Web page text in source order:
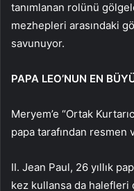
tanımlanan rolünü
mezhepleri arasındaki
savunuyor.
PAPA LEO’NUN EN
Meryem’e “Ortak
papa tarafından resmen
II. Jean Paul, 26 yıllık
kez kullansa da halefleri